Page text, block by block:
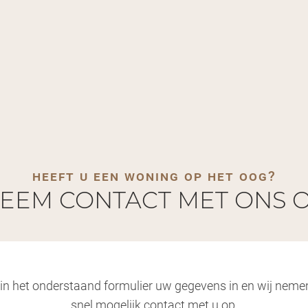
heeft u een woning op het oog?
CONTACT MET ONS
het onderstaand formulier uw gegevens in en wij
snel mogelijk contact met u op.